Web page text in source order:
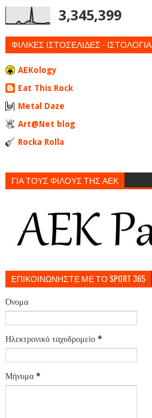
3,345,399
ΦΙΛΙΚΕΣ ΙΣΤΟΣΕΛΙΔΕΣ - ΙΣΤΟΛΟΓΙΑ
AEKology
Eat This Rock
Metal Daze
Art@Net blog
Rocka Rolla
ΓΙΑ ΤΟΥΣ ΦΙΛΟΥΣ ΤΗΣ ΑΕΚ
ΕΠΙΚΟΙΝΩΝΗΣΤΕ ΜΕ ΤΟ SPORT 365
Όνομα
Ηλεκτρονικό ταχυδρομείο *
Μήνυμα *